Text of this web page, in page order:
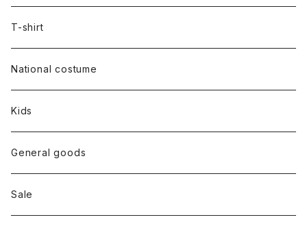
Outer
Dress
Tops
Bottoms
Shoes
T-shirt
National costume
Kids
General goods
Sale